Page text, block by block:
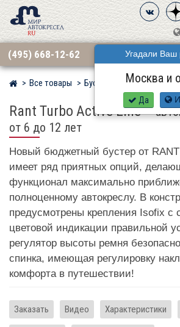
Угадали Ваш
Москва и
Да
(495) 668-12-62
Мир детских автокресел
Все товары Бустеры, Группа 3 (22–36
Rant Turbo Active Line–
от 6 до 12 лет
Новый бюджетный бустер от
имеет ряд приятных опций,
функционал максимально
полноценному автокреслу. В
предусмотрены крепления Isofix с
цветовой индикации правильной
регулятор высоты ремня
спинка, имеющая регулировку
комфорта в путешествии!
Заказать Видео Характеристики